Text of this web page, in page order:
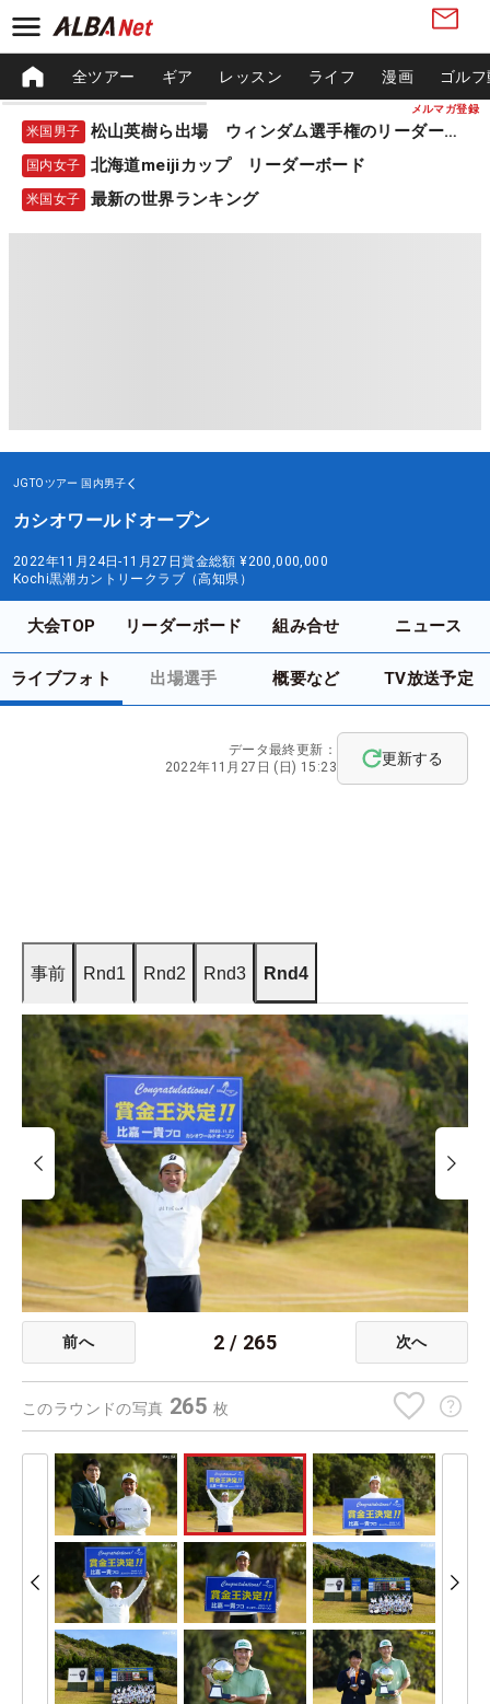
メルマガ登録
全ツアー ギア レッスン ライフ 漫画 ゴル
米国男子 松山英樹ら出場 ウィンダム選手権のリーダーボード
国内女子 北海道meijiカップ リーダーボード
米国女子 最新の世界ランキング
JGTOツアー 国内男子
カシオワールドオープン
2022年11月24日-11月27日賞金総額 ¥200,000,000
Kochi黒潮カントリークラブ（高知県）
大会TOP リーダーボード 組み合せ ニュース
ライブフォト 出場選手 概要など TV放送予定
データ最終更新：
2022年11月27日 (日) 15:23
更新する
事前 Rnd1 Rnd2 Rnd3 Rnd4
前へ 2 / 265 次へ
このラウンドの写真 265 枚